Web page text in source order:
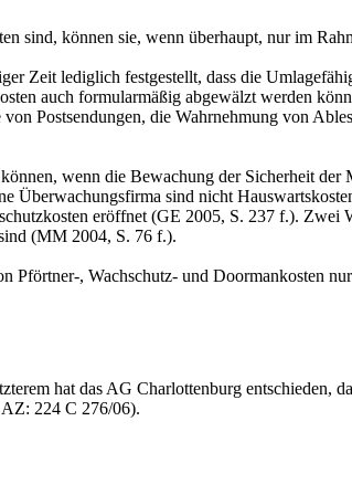
können sie, wenn überhaupt, nur im
Zeit lediglich festgestellt, dass die
auch formularmäßig abgewälzt werden
Postsendungen, die Wahrnehmung von
wenn die Bewachung der Sicherheit
sind nicht
eröffnet (GE 2005, S. 237 f.). Zwei
(MM 2004, S. 76 f.).
Pförtner-, Wachschutz- und Doormankosten
hat das AG Charlottenburg entschieden,
224 C 276/06).